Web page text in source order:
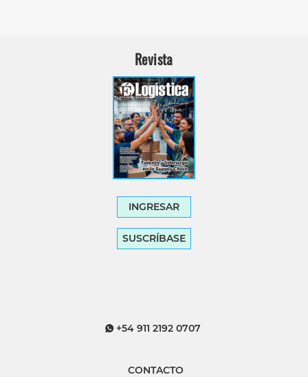
Revista
INGRESAR
SUSCRÍBASE
+54 911 2192 0707
CONTACTO